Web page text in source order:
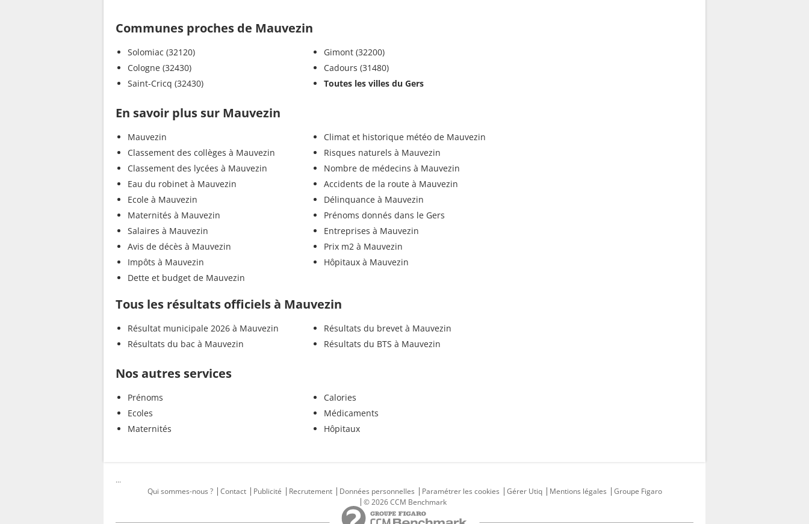
Communes proches de Mauvezin
Solomiac (32120)
Cologne (32430)
Saint-Cricq (32430)
Gimont (32200)
Cadours (31480)
Toutes les villes du Gers
En savoir plus sur Mauvezin
Mauvezin
Classement des collèges à Mauvezin
Classement des lycées à Mauvezin
Eau du robinet à Mauvezin
Ecole à Mauvezin
Maternités à Mauvezin
Salaires à Mauvezin
Avis de décès à Mauvezin
Impôts à Mauvezin
Dette et budget de Mauvezin
Climat et historique météo de Mauvezin
Risques naturels à Mauvezin
Nombre de médecins à Mauvezin
Accidents de la route à Mauvezin
Délinquance à Mauvezin
Prénoms donnés dans le Gers
Entreprises à Mauvezin
Prix m2 à Mauvezin
Hôpitaux à Mauvezin
Tous les résultats officiels à Mauvezin
Résultat municipale 2026 à Mauvezin
Résultats du bac à Mauvezin
Résultats du brevet à Mauvezin
Résultats du BTS à Mauvezin
Nos autres services
Prénoms
Ecoles
Maternités
Calories
Médicaments
Hôpitaux
...
Qui sommes-nous ?
Contact Publicité Recrutement Données personnelles Paramétrer les cookies Gérer Utiq Mentions légales
Groupe Figaro
© 2026 CCM Benchmark